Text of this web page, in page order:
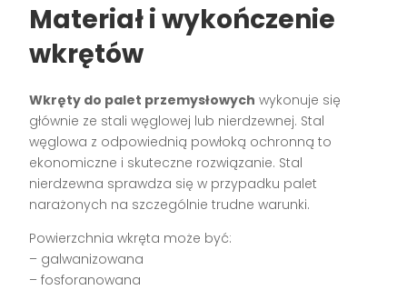
Materiał i wykończenie
wkrętów
Wkręty do palet przemysłowych wykonuje się
głównie ze stali węglowej lub nierdzewnej. Stal
węglowa z odpowiednią powłoką ochronną to
ekonomiczne i skuteczne rozwiązanie. Stal
nierdzewna sprawdza się w przypadku palet
narażonych na szczególnie trudne warunki.
Powierzchnia wkręta może być:
– galwanizowana
– fosforanowana